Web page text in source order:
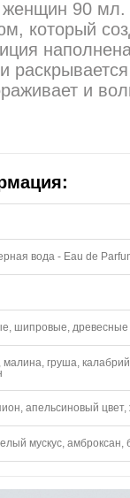
90 мл.
который
и
вода - Eau de
шипровые, древесные
малина, груша,
апельсиновый
мускус, амброксан,